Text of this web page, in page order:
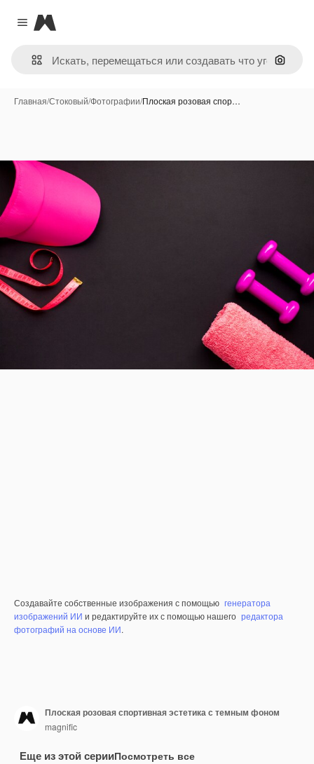
Close menu
Magnific
Поиск
Главная/Стоковый/Фотографии/Плоская розовая спор…
Создавайте собственные изображения с помощью генератора
изображений ИИ и редактируйте их с помощью нашего редактора
фотографий на основе ИИ.
Плоская розовая спортивная эстетика с темным фоном
magnific
Еще из этой серииПосмотреть все